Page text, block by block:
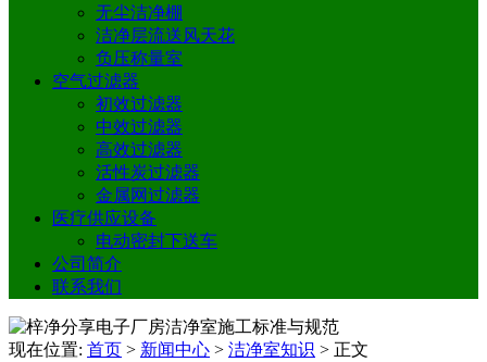
无尘洁净棚
洁净层流送风天花
负压称量室
空气过滤器
初效过滤器
中效过滤器
高效过滤器
活性炭过滤器
金属网过滤器
医疗供应设备
电动密封下送车
公司简介
联系我们
现在位置: 首页 > 新闻中心 > 洁净室知识 > 正文